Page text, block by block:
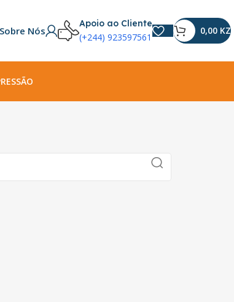
Sobre Nós
Apoio ao Cliente
(+244) 923597561
0,00 KZ